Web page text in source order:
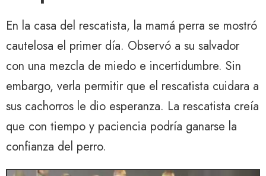
En la casa del rescatista, la mamá perra se mostró
cautelosa el primer día. Observó a su salvador
con una mezcla de miedo e incertidumbre. Sin
embargo, verla permitir que el rescatista cuidara a
sus cachorros le dio esperanza. La rescatista creía
que con tiempo y paciencia podría ganarse la
confianza del perro.